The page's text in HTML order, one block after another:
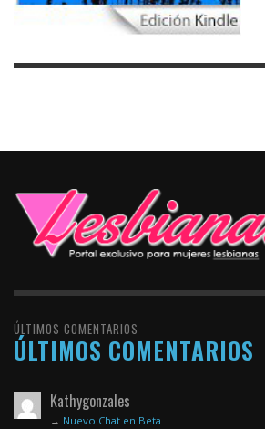
ÚLTIMOS COMENTARIOS
ÚLTIMOS COMENTARIOS
Kathygonzales
→ Nuevo Chat en Beta